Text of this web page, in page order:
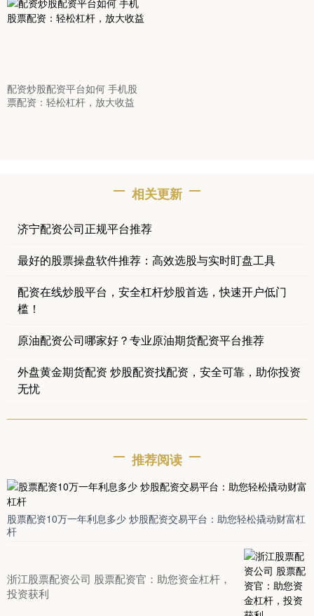
配资炒股配资平台如何 手机股
票配资：轻松杠杆，放大收益
相关更新
济宁配资公司正规平台推荐
最好的股票操盘软件推荐：高效选股与实时盯盘工具
配资在线炒股平台，安全杠杆炒股首选，快速开户低门
槛！
原油配资公司哪家好？专业原油期货配资平台推荐
外盘黄金期货配资 炒股配资找配资，安全可靠，助你投资
无忧
推荐阅读
股票配资10万一年利息多少 炒股配资交易平台：助您轻松撬动财富杠
杆
浙江股票配资公司 股票配资官：助您资金杠杆，
投资获利